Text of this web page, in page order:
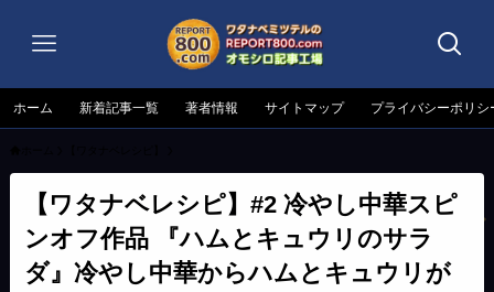
ホーム 新着記事一覧 著者情報 サイトマップ プライバシーポリシ
【ワタナベレシピ】#2 冷やし中華スピ
ンオフ作品 『ハムとキュウリのサラ
ダ』冷やし中華からハムとキュウリが